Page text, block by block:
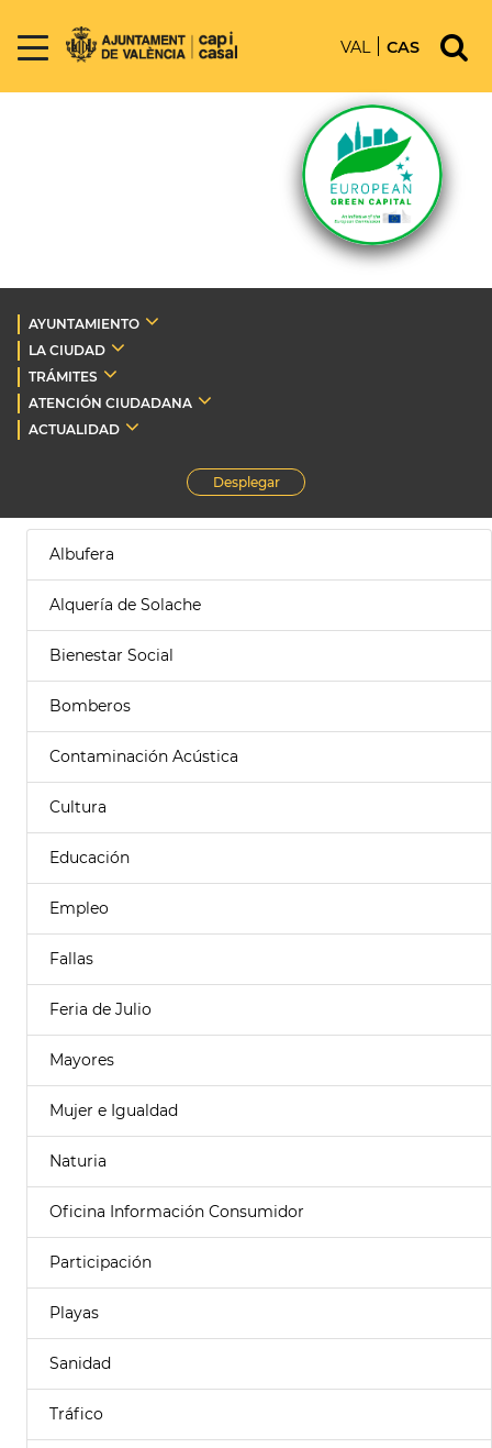
VAL CAS
AYUNTAMIENTO
LA CIUDAD
TRÁMITES
ATENCIÓN CIUDADANA
ACTUALIDAD
Desplegar
Albufera
Alquería de Solache
Bienestar Social
Bomberos
Contaminación Acústica
Cultura
Educación
Empleo
Fallas
Feria de Julio
Mayores
Mujer e Igualdad
Naturia
Oficina Información Consumidor
Participación
Playas
Sanidad
Tráfico